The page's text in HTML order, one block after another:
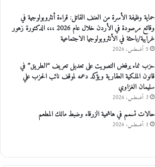
حماية وظيفة الأسرة من العنف القاتل: قراءة أنثروبولوجية في
وقائع مرصودة في الأردن خلال عام 2026 ،،، الدكتورة زهور
غرايبة/باحثة في الأنثروبولوجيا الاجتماعية
5 أغسطس، 2026
حزب نماء يرفض التصويت على تعديل تعريف “الطريق” في
قانون الملكية العقارية ويؤكد دعمه لموقف نائب الحزب علي
سليمان الغزاوي
3 أغسطس، 2026
حالات تسمم في هاشمية الزرقاء وضبط مالك المطعم
1 أغسطس، 2026